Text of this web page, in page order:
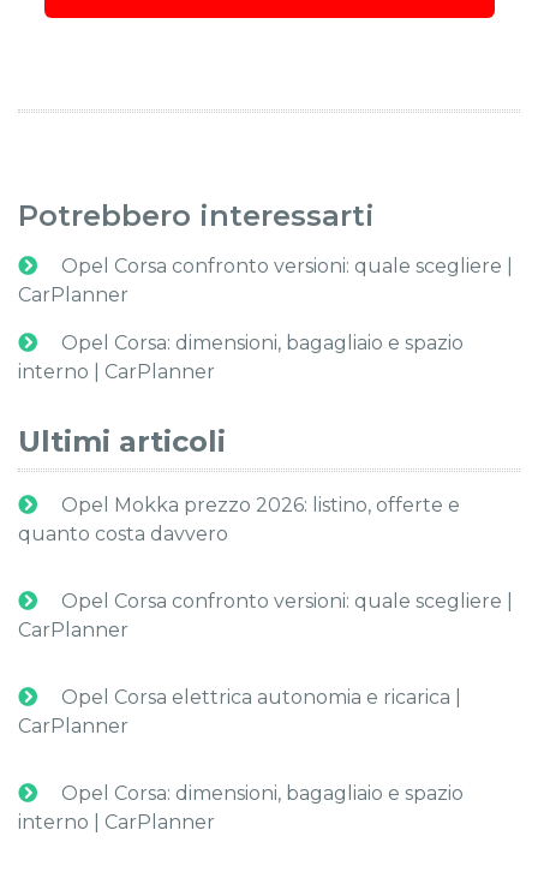
Potrebbero interessarti
Opel Corsa confronto versioni: quale scegliere |
CarPlanner
Opel Corsa: dimensioni, bagagliaio e spazio
interno | CarPlanner
Ultimi articoli
Opel Mokka prezzo 2026: listino, offerte e
quanto costa davvero
Opel Corsa confronto versioni: quale scegliere |
CarPlanner
Opel Corsa elettrica autonomia e ricarica |
CarPlanner
Opel Corsa: dimensioni, bagagliaio e spazio
interno | CarPlanner